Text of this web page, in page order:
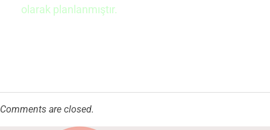
olarak planlanmıştır.
Comments are closed.